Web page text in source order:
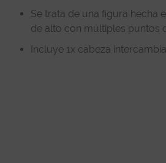
Se trata de una figura hecha
de alto con múltiples puntos
Incluye 1x cabeza